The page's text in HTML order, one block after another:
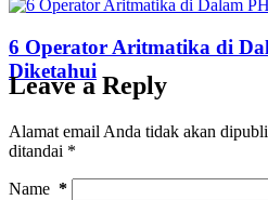
6 Operator Aritmatika di
Diketahui
Leave a Reply
Alamat email Anda tidak akan
ditandai *
Name *